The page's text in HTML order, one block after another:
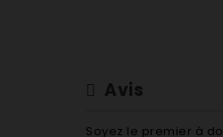
905112121 CL-510T
Avis
Soyez le premier à